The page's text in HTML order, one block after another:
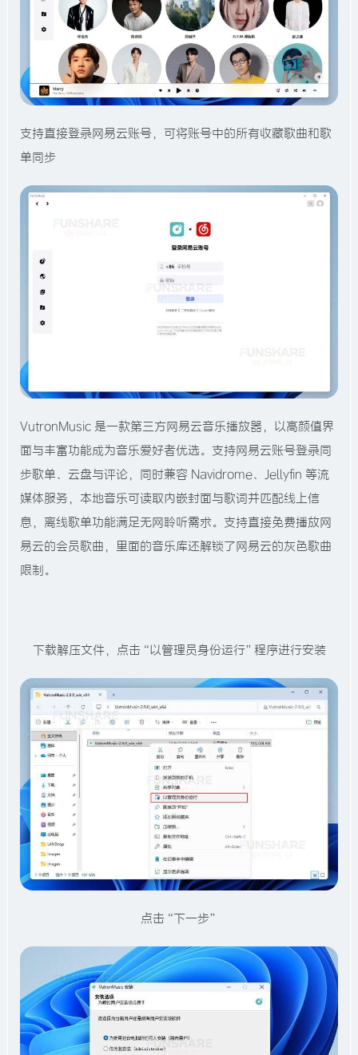
支持直接登录网易云账号，可将账号中的所有收藏歌曲和歌
单同步
VutronMusic 是一款第三方网易云音乐播放器，以高颜值界
面与丰富功能成为音乐爱好者优选。支持网易云账号登录同
步歌单、云盘与评论，同时兼容 Navidrome、Jellyfin 等流
媒体服务，本地音乐可读取内嵌封面与歌词并匹配线上信
息，离线歌单功能满足无网聆听需求。​支持直接免费播放网
易云的会员歌曲，里面的音乐库还解锁了网易云的灰色歌曲
限制。
下载解压文件，点击“以管理员身份运行”程序进行安装
点击“下一步”